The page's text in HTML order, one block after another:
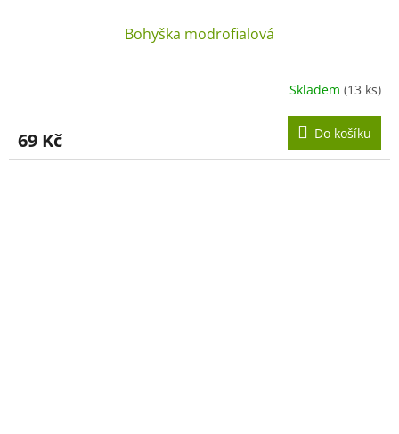
Bohyška modrofialová
Skladem (13 ks)
69 Kč Do košíku